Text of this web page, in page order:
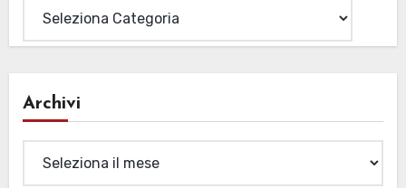
Archivi